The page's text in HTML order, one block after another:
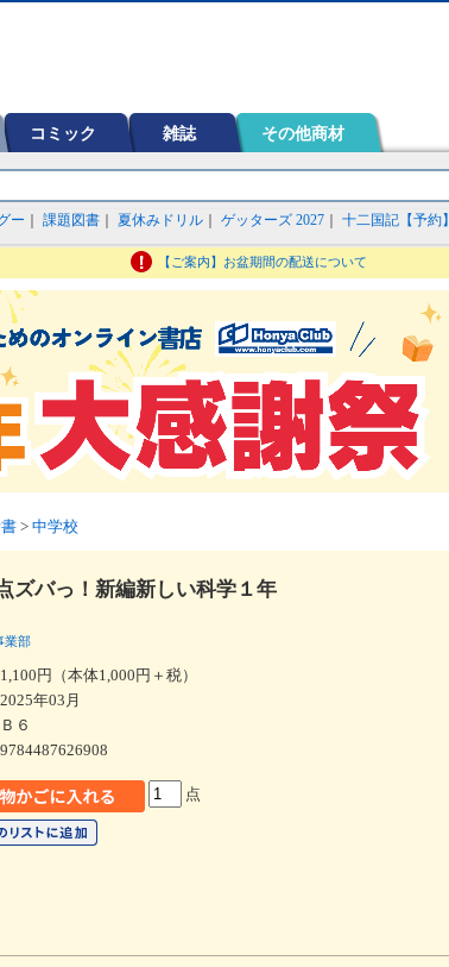
コミック 雑誌 その他商材
ー 課題図書 夏休みドリル ゲッターズ 2027 十二国記【予約】
【ご案内】お盆期間の配送について
> 中学校
ズバっ！新編新しい科学１年
業部
1,100円（本体1,000円＋税）
2025年03月
Ｂ６
9784487626908
点